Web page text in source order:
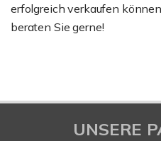
erfolgreich verkaufen
beraten Sie gerne!
UNSERE